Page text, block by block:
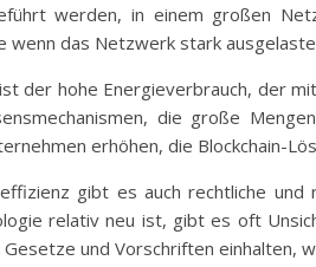
werden, in einem großen
wenn das Netzwerk stark
der hohe Energieverbrauch, der
die große
erhöhen, die Blockchain-
gibt es auch rechtliche und
relativ neu ist, gibt es oft
und Vorschriften einhalten,